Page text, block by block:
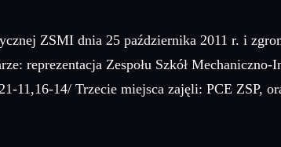
ZSMI dnia 25 października 2011 r. i
reprezentacja Zespołu Szkół
11,16-14/ Trzecie miejsca zajęli: PCE ZSP,